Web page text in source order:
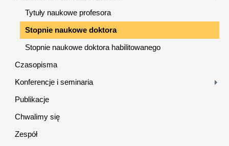
Tytuły naukowe profesora
Stopnie naukowe doktora
Stopnie naukowe doktora habilitowanego
Czasopisma
Konferencje i seminaria
Publikacje
Chwalimy się
Zespół